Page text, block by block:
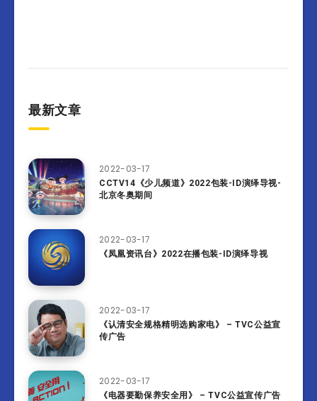
最新文章
2022-03-17
CCTV14《少儿频道》2022包装-ID演绎导视-
北京冬奥期间
2022-03-17
《凤凰资讯台》2022在播包装-ID演绎导视
2022-03-17
《认清安全规格精明选购家电》 – TVC公益宣
传广告
2022-03-17
《电器要勤保养安全用》 – TVC公益宣传广告